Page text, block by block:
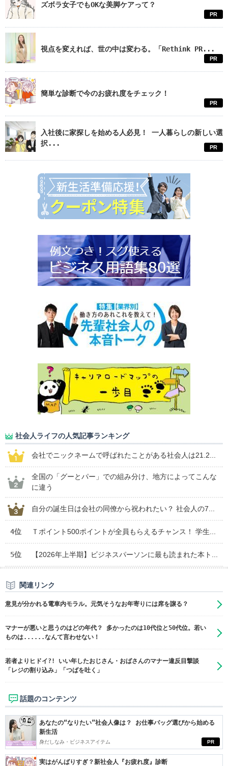
ズボラ女子でもOKな美脚ケアって？
PR
視点を変えれば、世の中は変わる。「Rethink PR...
PR
簡単な診断で今のお疲れ度をチェック！
PR
入社後に家探しを始める人必見！ 一人暮らしの新しい選
択...
PR
社会人ライフの人気記事ランキング
会社でニックネームで呼ばれたことがある社会人は21.2...
全国の「グーとパー」での組み分け、地方によってこんな
に違う
自分の誕生日は会社の同僚から祝われたい？ 社会人の7...
4位 Ｔポイント500ポイントが全員もらえるチャンス！ 学生...
5位 【2026年上半期】ビジネスパーソンに最も読まれた本ト...
関連リンク
意見が分かれる電車内モラル。元気そうなお年寄りには席を譲る？
マナーが悪いと思うのはどの年代？ 多かったのは10代位と50代位。若い
ものは......なんて言わせない！
若者よりヒドイ?! いい年したおじさん・おばさんのマナー違反目撃談
「レジの割り込み」「つばを吐く」
話題のコンテンツ
PR
あなたの“なりたい”社会人像は？ お仕事バッグ選びから始める
新生活
身だしなみ・ビジネスアイテム
実はがんばりすぎ？新社会人『お疲れ度』診断